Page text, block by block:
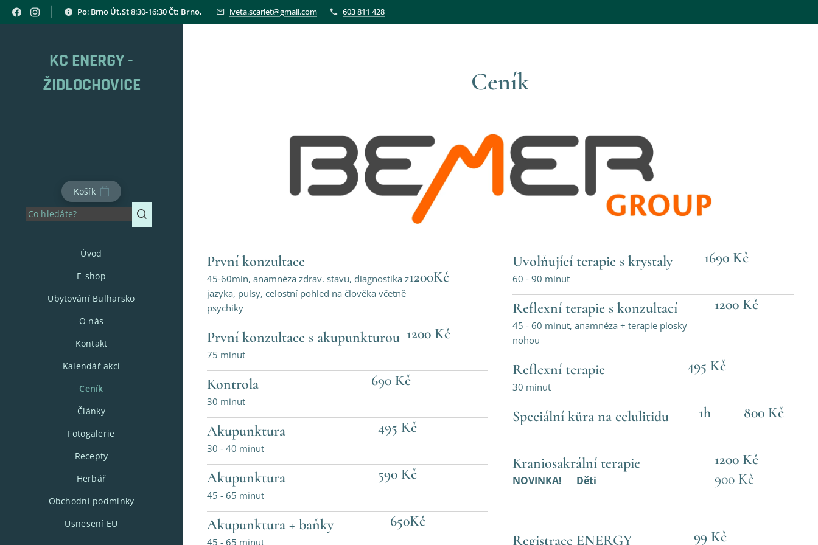
Po: Brno Út,St8:30-16:30Čt: Brno, iveta.scarlet@gmail.com 603 811 428
KC ENERGY -
ŽIDLOCHOVICE
Košík
Úvod
E-shop
Ubytování Bulharsko
O nás
Kontakt
Kalendář akcí
Ceník
Články
Fotogalerie
Recepty
Herbář
Obchodní podmínky
Usnesení EU
Ceník
První konzultace
45-60min, anamnéza zdrav. stavu, diagnostika z
jazyka, pulsy, celostní pohled na člověka včetně
psychiky
1200Kč
První konzultace s akupunkturou
75 minut
1200 Kč
Kontrola
30 minut
690 Kč
Akupunktura
30 - 40 minut
495 Kč
Akupunktura
45 - 65 minut
590 Kč
Akupunktura + baňky
45 - 65 minut
650Kč
Uvolňující terapie s krystaly
60 - 90 minut
1690 Kč
Reflexní terapie s konzultací
45 - 60 minut, anamnéza + terapie plosky
nohou
1200 Kč
Reflexní terapie
30 minut
495 Kč
Speciální kůra na celulitidu 1h 800Kč
Kraniosakrální terapie
NOVINKA! Děti
1200 Kč
900 Kč
Registrace ENERGY 99 Kč